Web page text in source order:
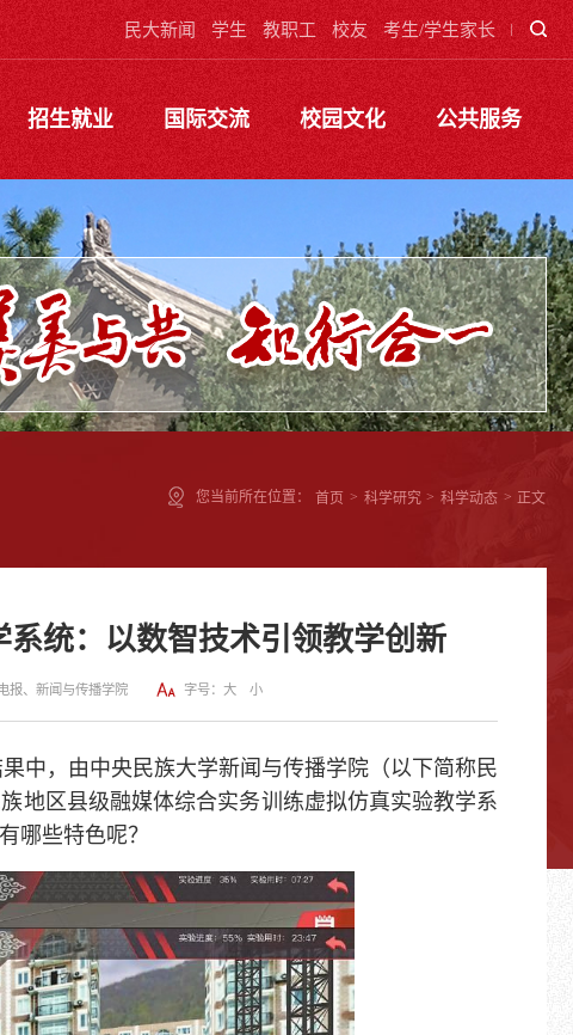
民大新闻 学生 教职工 校友 考生/学生家长
招生就业 国际交流 校园文化 公共服务
您当前所在位置： 首页 > 科学研究 > 科学动态 > 正文
统：以数智技术引领教学创新
报、新闻与传播学院 字号： 大 小
中，由中央民族大学新闻与传播学院（以下简称民
地区县级融媒体综合实务训练虚拟仿真实验教学系
哪些特色呢？